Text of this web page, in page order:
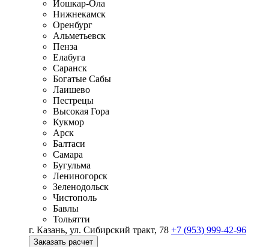
Йошкар-Ола
Нижнекамск
Оренбург
Альметьевск
Пенза
Елабуга
Саранск
Богатые Сабы
Лаишево
Пестрецы
Высокая Гора
Кукмор
Арск
Балтаси
Самара
Бугульма
Лениногорск
Зеленодольск
Чистополь
Бавлы
Тольятти
г. Казань, ул. Сибирский тракт, 78 +7 (953) 999-42-96
Заказать расчет